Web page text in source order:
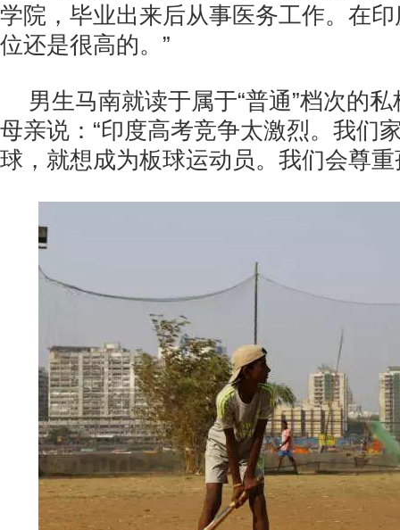
学院，毕业出来后从事医务工作。在
位还是很高的。”
男生马南就读于属于“普通”档次的
母亲说：“印度高考竞争太激烈。我们
球，就想成为板球运动员。我们会尊重